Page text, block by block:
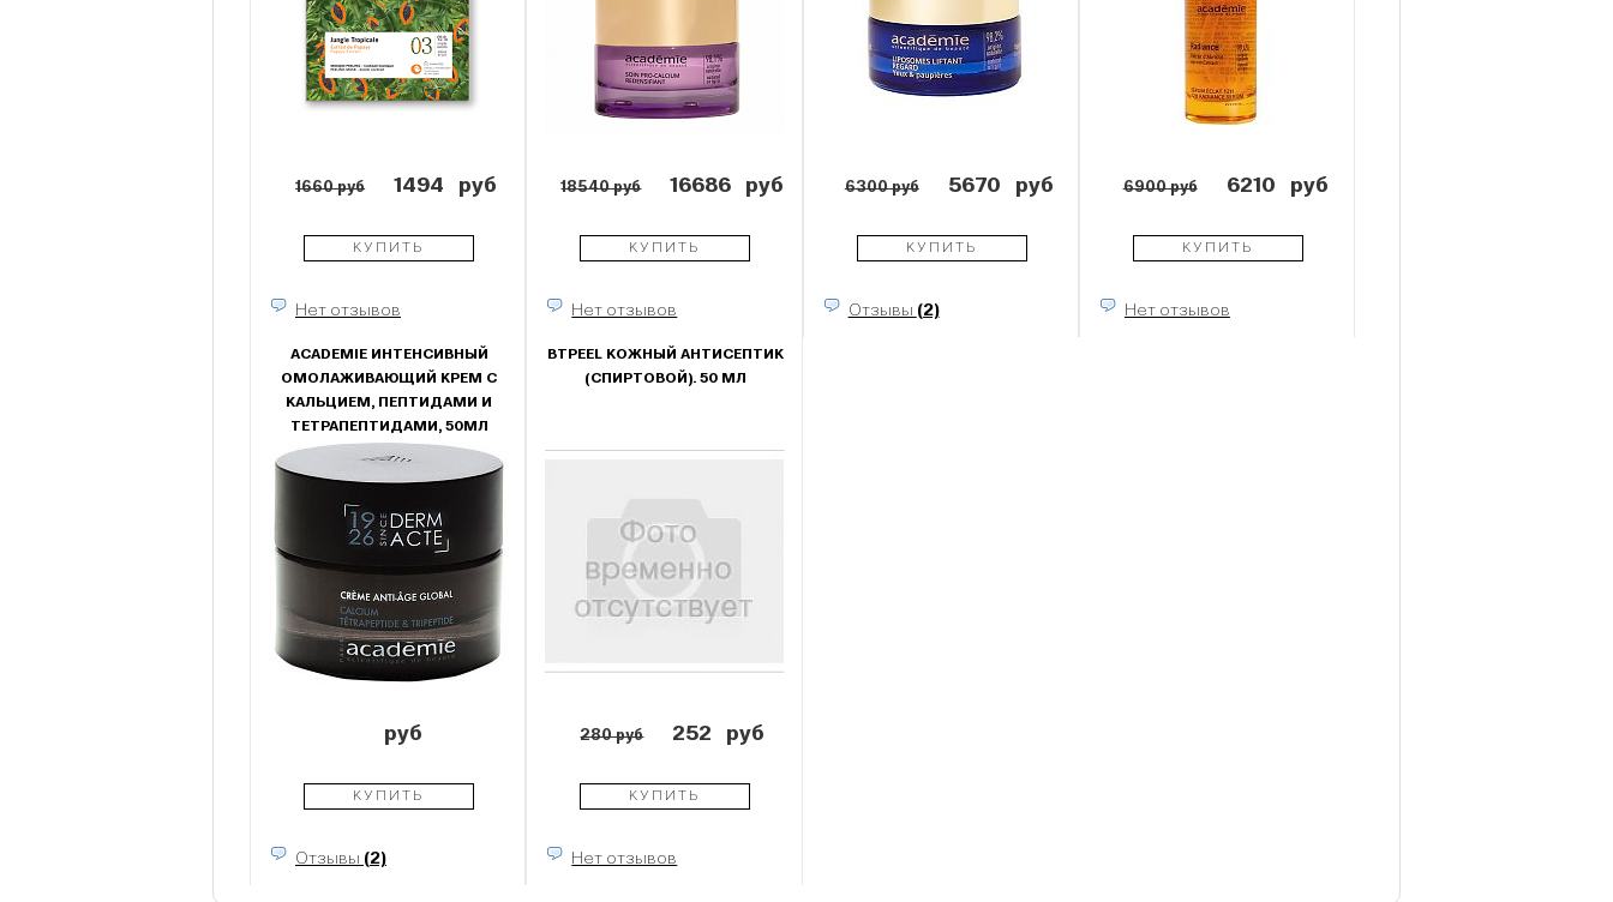
1660 руб 1494 руб
КУПИТЬ
Нет отзывов
18540 руб 16686 руб
КУПИТЬ
Нет отзывов
6300 руб 5670 руб
КУПИТЬ
Отзывы (2)
6900 руб 6210 руб
КУПИТЬ
Нет отзывов
ACADEMIE ИНТЕНСИВНЫЙ
ОМОЛАЖИВАЮЩИЙ КРЕМ С
КАЛЬЦИЕМ, ПЕПТИДАМИ И
ТЕТРАПЕПТИДАМИ, 50МЛ
руб
КУПИТЬ
Отзывы (2)
BTPEEL КОЖНЫЙ АНТИСЕПТИК
(СПИРТОВОЙ). 50 МЛ
280 руб 252 руб
КУПИТЬ
Нет отзывов